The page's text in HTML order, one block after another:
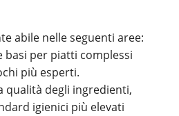
abile nelle seguenti aree:
basi per piatti complessi
più esperti.
qualità degli ingredienti,
igienici più elevati